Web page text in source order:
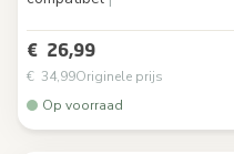
€ 26,99
€ 34,99Originele prijs
Op voorraad